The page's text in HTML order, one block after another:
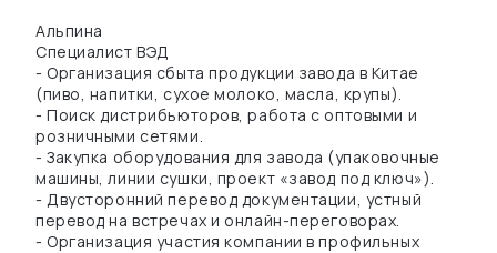
Альпина
Специалист ВЭД
- Организация сбыта продукции завода в Китае
(пиво, напитки, сухое молоко, масла, крупы).
- Поиск дистрибьюторов, работа с оптовыми и
розничными сетями.
- Закупка оборудования для завода (упаковочные
машины, линии сушки, проект «завод под ключ»).
- Двусторонний перевод документации, устный
перевод на встречах и онлайн-переговорах.
- Организация участия компании в профильных